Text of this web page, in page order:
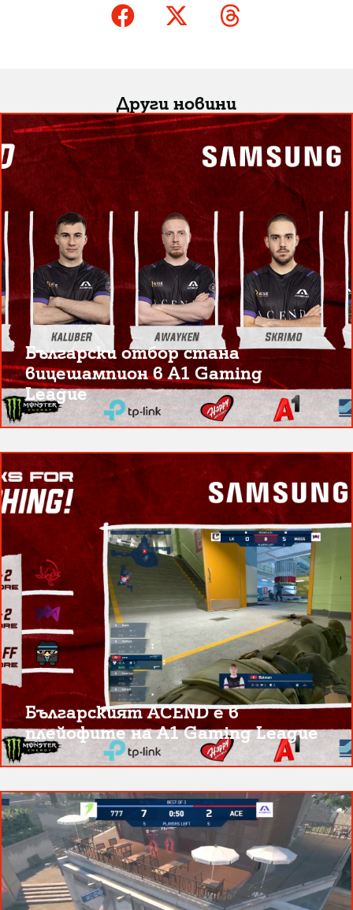
Други новини
Български отбор стана
вицешампион в A1 Gaming
League
Българският ACEND е в
плейофите на A1 Gaming League